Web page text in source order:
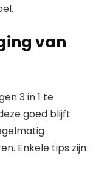
van
3 in 1 te
goed blijft
Enkele tips zijn: